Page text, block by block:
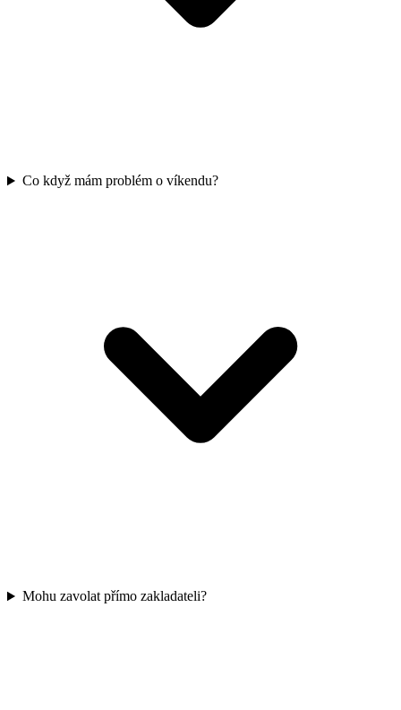
Co když mám problém o víkendu?
Mohu zavolat přímo zakladateli?